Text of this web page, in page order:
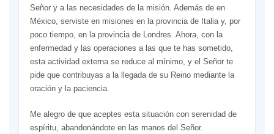
Señor y a las necesidades de la misión. Además de en
México, serviste en misiones en la provincia de Italia y, por
poco tiempo, en la provincia de Londres. Ahora, con la
enfermedad y las operaciones a las que te has sometido,
esta actividad externa se reduce al mínimo, y el Señor te
pide que contribuyas a la llegada de su Reino mediante la
oración y la paciencia.
Me alegro de que aceptes esta situación con serenidad de
espíritu, abandonándote en las manos del Señor.